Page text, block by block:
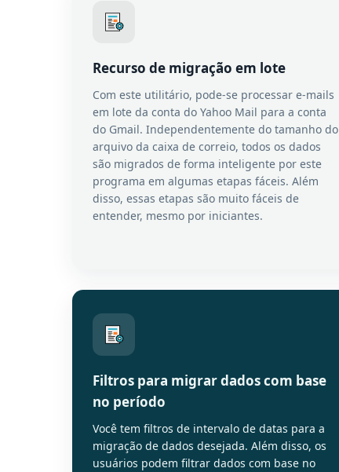
Recurso de migração em lote
Com este utilitário, pode-se processar e-mails
em lote da conta do Yahoo Mail para a conta
do Gmail. Independentemente do tamanho do
arquivo da caixa de correio, todos os dados
são migrados de forma inteligente por este
programa em algumas etapas fáceis. Além
disso, essas etapas são muito fáceis de
entender, mesmo por iniciantes.
Filtros para migrar dados com base
no período
Você tem filtros de intervalo de datas para a
migração de dados desejada. Além disso, os
usuários podem filtrar dados com base no